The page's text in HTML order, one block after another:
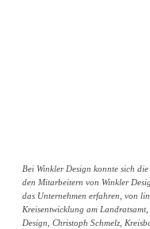
Bei Winkler Design konnte sich
den Mitarbeitern von Winkler
das Unternehmen erfahren, von
Kreisentwicklung am
Design, Christoph Schmelz,